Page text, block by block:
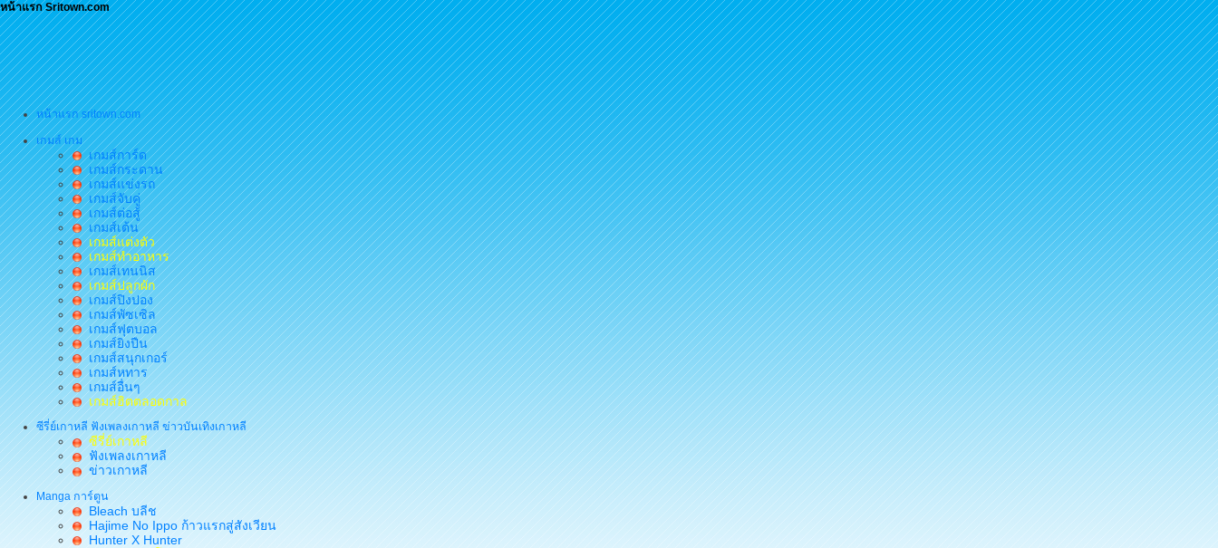
หน้าแรก Sritown.com
หน้าแรก sritown.com
เกมส์ เกม
เกมส์การ์ด
เกมส์กระดาน
เกมส์แข่งรถ
เกมส์จับคู่
เกมส์ต่อสู้
เกมส์เต้น
เกมส์แต่งตัว
เกมส์ทำอาหาร
เกมส์เทนนิส
เกมส์ปลูกผัก
เกมส์ปิงปอง
เกมส์พัซเซิล
เกมส์ฟุตบอล
เกมส์ยิงปืน
เกมส์สนุกเกอร์
เกมส์หทาร
เกมส์อื่นๆ
เกมส์ฮิตตลอดกาล
ซีรี่ย์เกาหลี ฟังเพลงเกาหลี ข่าวบันเทิงเกาหลี
ซีรี่ย์เกาหลี
ฟังเพลงเกาหลี
ข่าวเกาหลี
Manga การ์ตูน
Bleach บลีช
Hajime No Ippo ก้าวแรกสู่สังเวียน
Hunter X Hunter